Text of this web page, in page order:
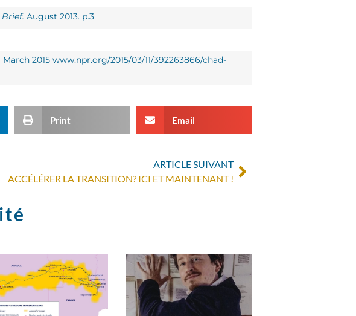
August 2013. p.3
2015 www.npr.org/2015/03/11/392263866/chad-
Print Email
ARTICLE SUIVANT
ACCÉLÉRER LA TRANSITION? ICI ET MAINTENANT !